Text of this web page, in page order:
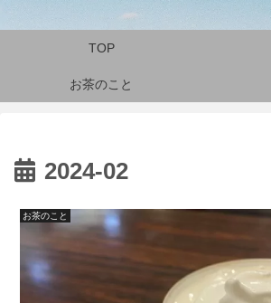
TOP
お茶のこと
2024-02
お茶のこと